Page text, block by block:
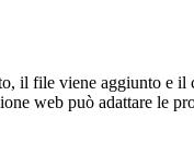
il file viene aggiunto e
web può adattare le